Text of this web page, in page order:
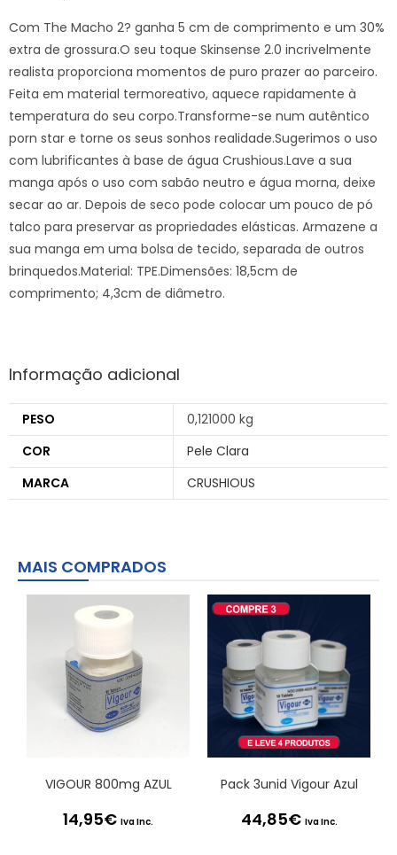
Com The Macho 2? ganha 5 cm de comprimento e um 30%
extra de grossura.O seu toque Skinsense 2.0 incrivelmente
realista proporciona momentos de puro prazer ao parceiro.
Feita em material termoreativo, aquece rapidamente à
temperatura do seu corpo.Transforme-se num autêntico
porn star e torne os seus sonhos realidade.Sugerimos o uso
com lubrificantes à base de água Crushious.Lave a sua
manga após o uso com sabão neutro e água morna, deixe
secar ao ar. Depois de seco pode colocar um pouco de pó
talco para preservar as propriedades elásticas. Armazene a
sua manga em uma bolsa de tecido, separada de outros
brinquedos.Material: TPE.Dimensões: 18,5cm de
comprimento; 4,3cm de diâmetro.
Informação adicional
PESO
0,121000 kg
COR
Pele Clara
MARCA
CRUSHIOUS
MAIS COMPRADOS
VIGOUR 800mg AZUL
14,95€ Iva Inc.
Pack 3unid Vigour Azul
44,85€ Iva Inc.